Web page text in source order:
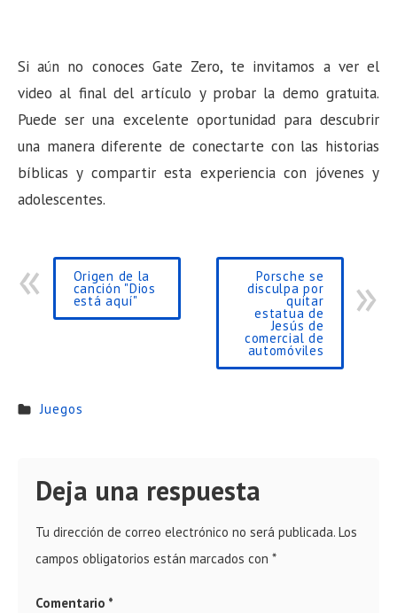
Si aún no conoces Gate Zero, te invitamos a ver el
video al final del artículo y probar la demo gratuita.
Puede ser una excelente oportunidad para descubrir
una manera diferente de conectarte con las historias
bíblicas y compartir esta experiencia con jóvenes y
adolescentes.
Origen de la
canción "Dios
está aquí"
Porsche se
disculpa por
quitar
estatua de
Jesús de
comercial de
automóviles
Juegos
Deja una respuesta
Tu dirección de correo electrónico no será publicada. Los
campos obligatorios están marcados con *
Comentario *